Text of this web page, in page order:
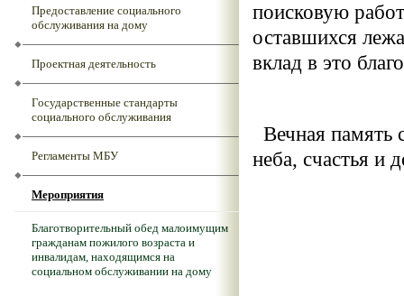
Предоставление социального
обслуживания на дому
Проектная деятельность
Государственные стандарты
социального обслуживания
Регламенты МБУ
Мероприятия
Благотворительный обед малоимущим
гражданам пожилого возраста и
инвалидам, находящимся на
социальном обслуживании на дому
поисковую
оставшихся
вклад в это
Вечная память
неба, счастья и